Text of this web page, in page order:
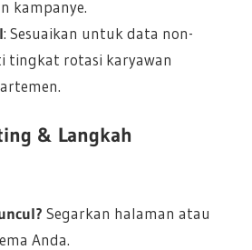
kampanye.
: Sesuaikan untuk data non-
tingkat rotasi karyawan
& Langkah
Segarkan halaman atau
Anda.